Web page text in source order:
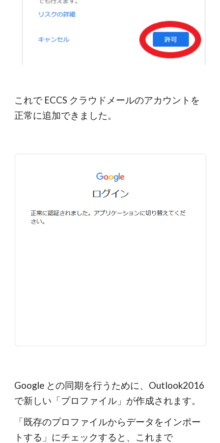
これで ECCS クラウドメールのアカウントを
正常に追加できました。
Google との同期を行うために、Outlook2016
で新しい「プロファイル」が作成されます。
「既存のプロファイルからデータをインポー
トする」にチェックすると、これまで